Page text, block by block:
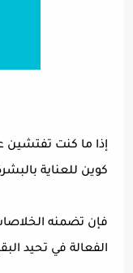
إذا ما كنت
كوين للعناية
فإن تضمنه
الفعالة في تحيد